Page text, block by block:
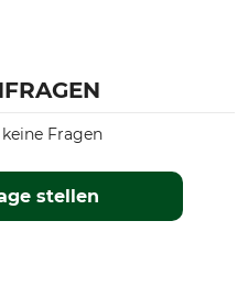
stellen
Fragen